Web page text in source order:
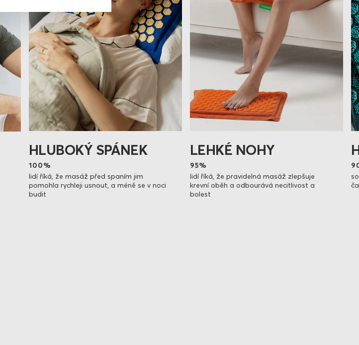
HLUBOKÝ SPÁNEK
100%
lidí říká, že masáž před spaním jim
pomohla rychleji usnout, a méně se v noci
budit
LEHKÉ NOHY
95%
lidí říká, že pravidelná masáž zlepšuje
krevní oběh a odbourává necitlivost a
bolest